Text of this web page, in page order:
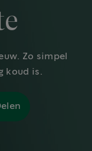
Zo simpel
koud is.